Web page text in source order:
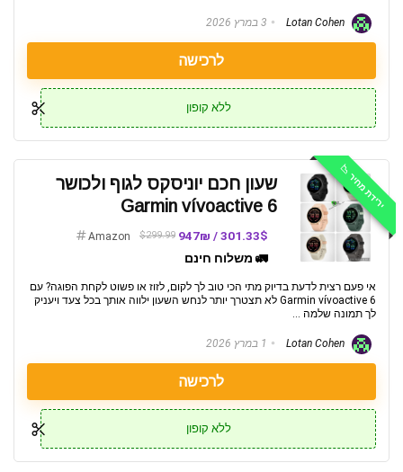
3 במרץ 2026
לרכישה
ללא קופון
ירידת מחיר 📉
שעון חכם יוניסקס לגוף ולכושר
Garmin vívoactive 6
301.33$ / 947₪
$299.99
Amazon
🚛 משלוח חינם
אי פעם רצית לדעת בדיוק מתי הכי טוב לך לקום, לזוז או פשוט לקחת הפוגה? עם
Garmin vívoactive 6 לא תצטרך יותר לנחש השעון ילווה אותך בכל צעד ויעניק
לך תמונה שלמה ...
1 במרץ 2026
לרכישה
ללא קופון